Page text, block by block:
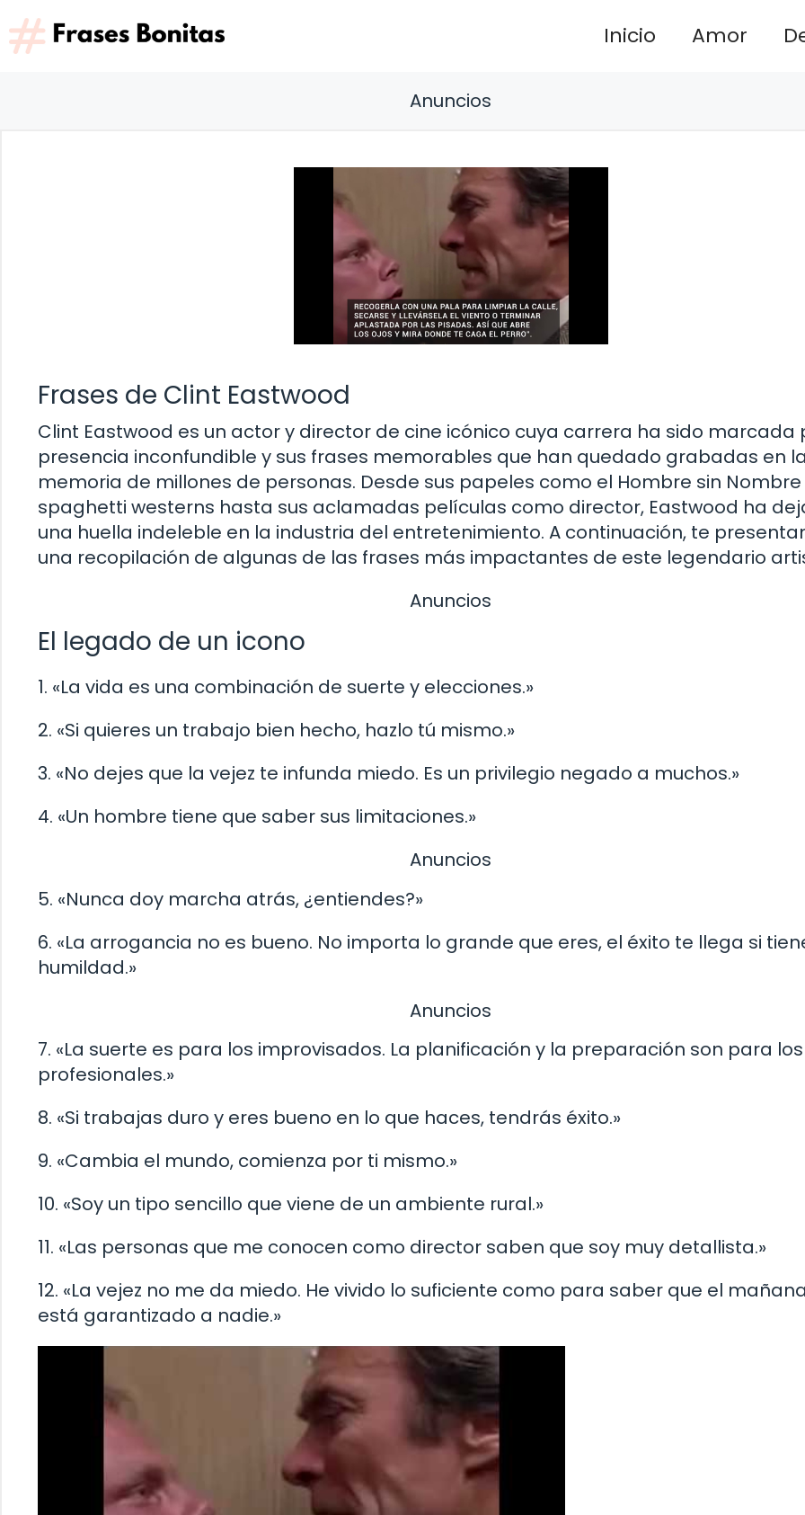
Saltar
al
contenido
Inicio Amor
Anuncios
Frases de Clint Eastwood
Clint Eastwood es un actor y director de cine icónico cuya carrera ha sido marcada
presencia inconfundible y sus frases memorables que han quedado grabadas en
memoria de millones de personas. Desde sus papeles como el Hombre sin
spaghetti westerns hasta sus aclamadas películas como director, Eastwood ha
una huella indeleble en la industria del entretenimiento. A continuación, te
una recopilación de algunas de las frases más impactantes de este legendario
Anuncios
El legado de un icono
1. «La vida es una combinación de suerte y elecciones.»
2. «Si quieres un trabajo bien hecho, hazlo tú mismo.»
3. «No dejes que la vejez te infunda miedo. Es un privilegio negado a muchos.»
4. «Un hombre tiene que saber sus limitaciones.»
Anuncios
5. «Nunca doy marcha atrás, ¿entiendes?»
6. «La arrogancia no es bueno. No importa lo grande que eres, el éxito te llega si
humildad.»
Anuncios
7. «La suerte es para los improvisados. La planificación y la preparación son para los
profesionales.»
8. «Si trabajas duro y eres bueno en lo que haces, tendrás éxito.»
9. «Cambia el mundo, comienza por ti mismo.»
10. «Soy un tipo sencillo que viene de un ambiente rural.»
11. «Las personas que me conocen como director saben que soy muy detallista.»
12. «La vejez no me da miedo. He vivido lo suficiente como para saber que el
está garantizado a nadie.»